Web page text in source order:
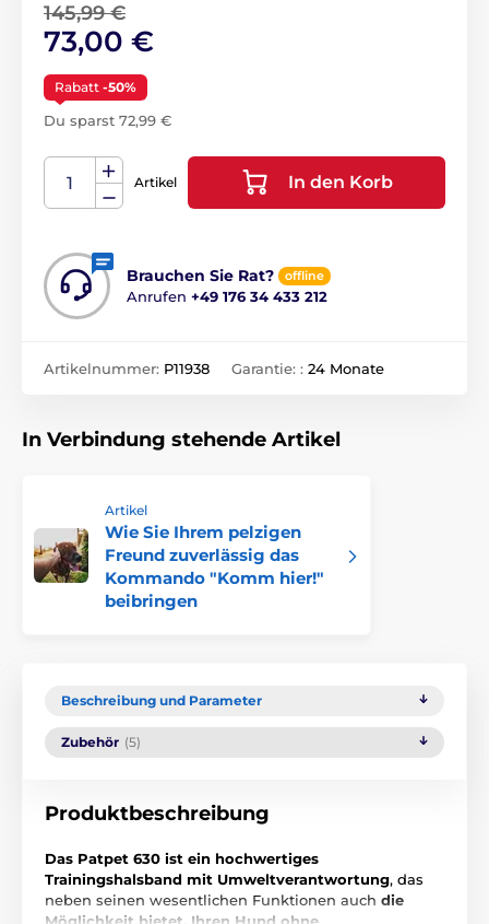
145,99 €
73,00 €
Rabatt -50%
Du sparst 72,99 €
Artikel In den Korb
Brauchen Sie Rat? offline
Anrufen +49 176 34 433 212
Artikelnummer: P11938 Garantie: : 24 Monate
In Verbindung stehende Artikel
Artikel
Wie Sie Ihrem pelzigen
Freund zuverlässig das
Kommando "Komm hier!"
beibringen
Beschreibung und Parameter
Zubehör (5)
Produktbeschreibung
Das Patpet 630 ist ein hochwertiges
Trainingshalsband mit Umweltverantwortung, das
neben seinen wesentlichen Funktionen auch die